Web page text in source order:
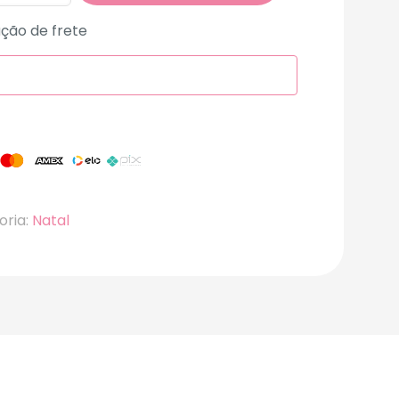
de frete
Natal